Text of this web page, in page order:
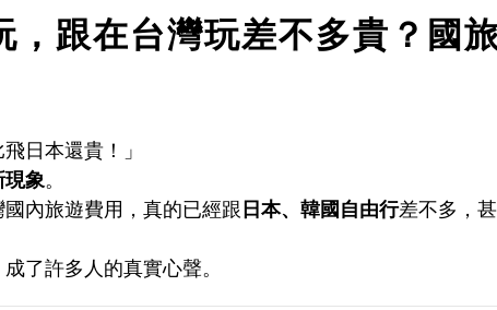
跟在台灣玩差不多貴？國
日本還貴！」
現象。
內旅遊費用，真的已經跟日本、韓國自由行差不多，
了許多人的真實心聲。